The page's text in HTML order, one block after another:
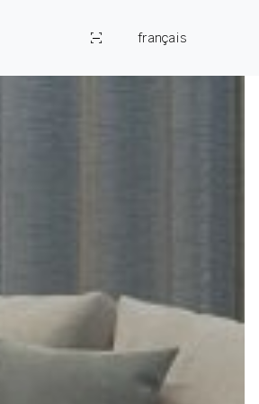
français